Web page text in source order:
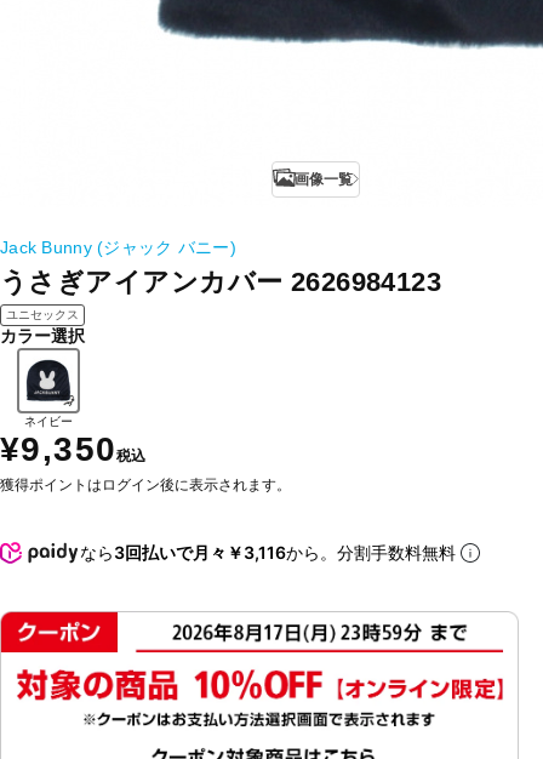
画像一覧
Jack Bunny (ジャック バニー)
うさぎアイアンカバー 2626984123
ユニセックス
カラー選択
ネイビー
¥9,350税込
獲得ポイントはログイン後に表示されます。
なら3回払いで月々￥3,116から。分割手数料無料